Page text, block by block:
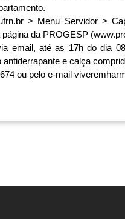
> Menu Servidor >
página da PROGESP (
email, até as 17h do dia
e calça
ou pelo e-mail